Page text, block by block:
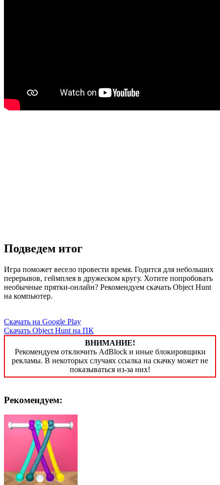
Подведем итог
Игра поможет весело провести время. Годится для небольших
перерывов, геймплея в дружеском кругу. Хотите попробовать
необычные прятки-онлайн? Рекомендуем скачать Object Hunt
на компьютер.
Скачать на Google Play
Скачать Object Hunt на ПК
ВНИМАНИЕ!
Рекомендуем отключить AdBlock и иные блокировщики
рекламы. В некоторых случаях ссылка на скачку может не
показываться из-за них!
Рекомендуем: